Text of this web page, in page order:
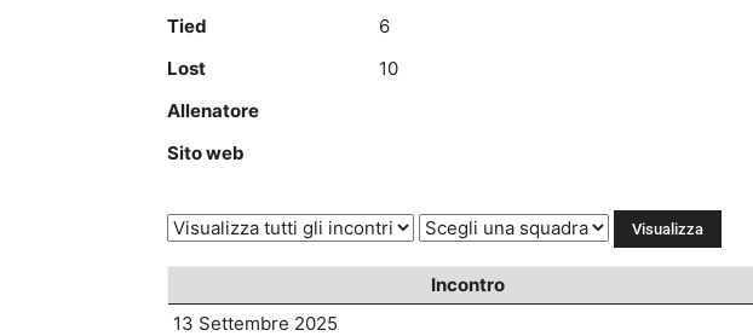
Tied
6
Lost
10
Allenatore
Sito web
Incontro
13 Settembre 2025